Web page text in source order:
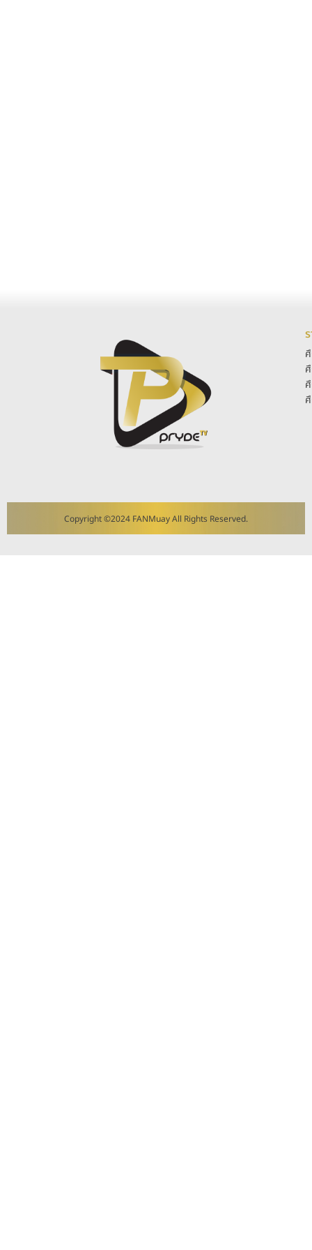
Copyright ©2024 FANMuay All Rights Reserved.